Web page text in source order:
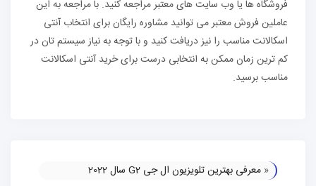
فروشگاه ها یا وب سایت های معتبر مراجعه کنید. با مراجعه به این
عاملین فروش معتبر می توانید مشاوره رایگان برای انتخاب آنتی
اسکالانت مناسب را نیز دریافت کنید و با توجه به نیاز سیستم تان در
کم ترین زمان ممکن به انتخابی درست برای خرید آنتی اسکالانت
مناسب برسید.
« معرفی بهترین تلویزیون ال جی G2 سال 2022